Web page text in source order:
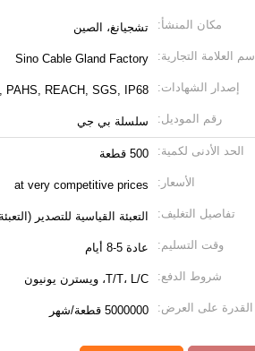
مكان المنشأ: تشجيانغ، الصين
اسم العلامة التجارية: Sino Cable Gland Factory
إصدار الشهادات: PAHS, REACH, SGS, IP68
رقم الموديل: سلسلة بي جي
الحد الأدنى لكمية: 500 قطعة
الأسعار: at very competitive prices
تفاصيل التغليف: التعبئة القياسية للتصدير
وقت التسليم: عادة 5-8 أيام
شروط الدفع: T/T، L/C، ويسترن يونيون
القدرة على العرض: 5000000 قطعة/شهر